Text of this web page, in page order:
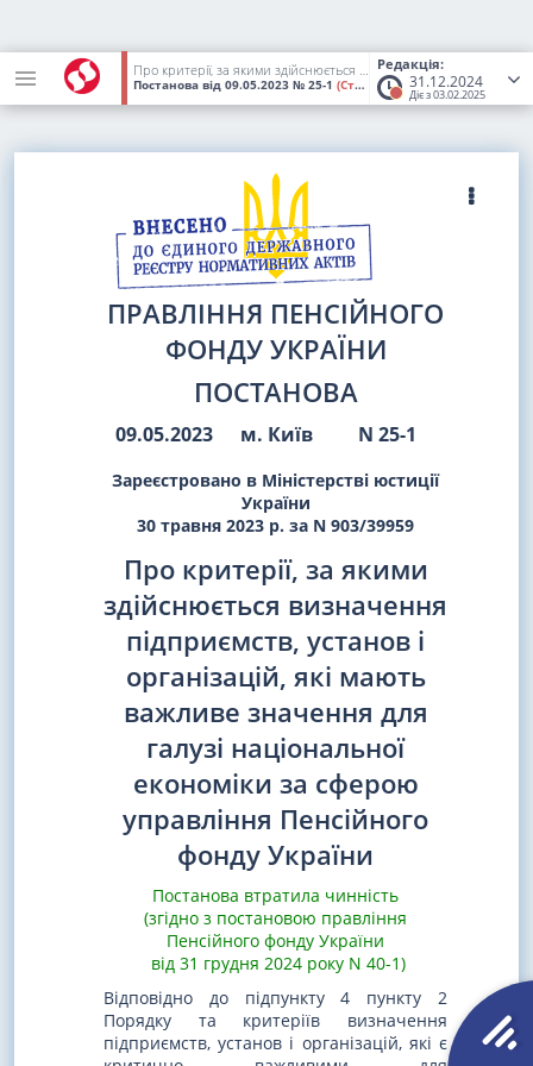
Редакція:
31.12.2024
Діє з 03.02.2025
Про критерії, за якими здійснюється визначення підприємств, установ і організацій, які мають важливе значення для галузі національної економіки за сферою управління Пенсійного фонду України
Постанова від 09.05.2023 № 25-1 (Статус: Втратив чинність)
ПРАВЛІННЯ ПЕНСІЙНОГО
ФОНДУ УКРАЇНИ
ПОСТАНОВА
09.05.2023 м. Київ N 25-1
Зареєстровано в Міністерстві юстиції
України
30 травня 2023 р. за N 903/39959
Про критерії, за якими
здійснюється визначення
підприємств, установ і
організацій, які мають
важливе значення для
галузі національної
економіки за сферою
управління Пенсійного
фонду України
Постанова втратила чинність
(згідно з постановою правління
Пенсійного фонду України
від 31 грудня 2024 року N 40-1)
Відповідно до підпункту 4 пункту 2
Порядку та критеріїв визначення
підприємств, установ і організацій, які є